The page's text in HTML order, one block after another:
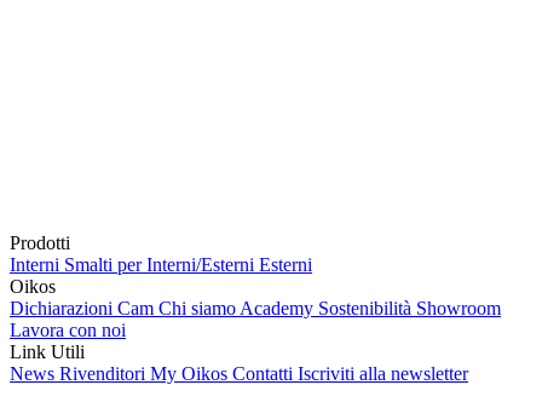
Prodotti
Interni Smalti per Interni/Esterni Esterni
Oikos
Dichiarazioni Cam Chi siamo Academy Sostenibilità Showroom
Lavora con noi
Link Utili
News Rivenditori My Oikos Contatti Iscriviti alla newsletter